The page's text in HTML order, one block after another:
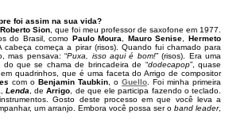
foi assim na sua vida?
Roberto Sion , que foi meu professor de saxofone em 1977.
do Brasil, como Paulo Moura Mauro Senise ,Hermeto
cabeça começa a pirar (risos). Quando fui chamado para
mas pensava: “Puxa, isso aqui é bom!” (risos). Era uma
do que se chama de brincadeira de “dodecapop”, quase
quadrinhos, que é uma faceta do Arrigo de compositor
com o Benjamin Taubkin , o Guello . Foi minha primeira
Lenda , deArrigo , de que ele participa fazendo o teclado.
Gosto deste processo em que você leva a
um arranjo. Embora você possa ser o band leader,